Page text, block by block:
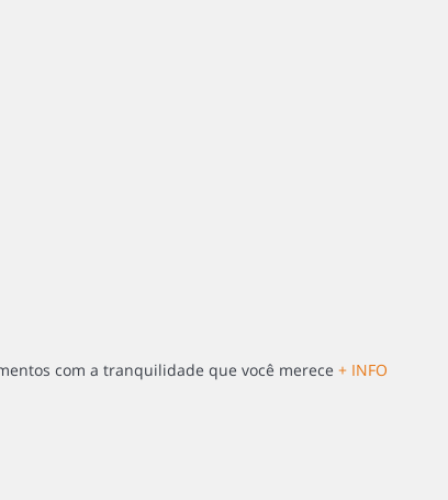
com a tranquilidade que você merece + INFO